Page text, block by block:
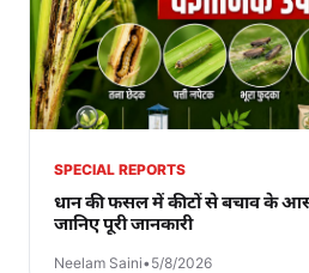
SPECIAL REPORTS
धान की फसल में कीटों से बचाव के
जानिए पूरी जानकारी
Neelam Saini•5/8/2026